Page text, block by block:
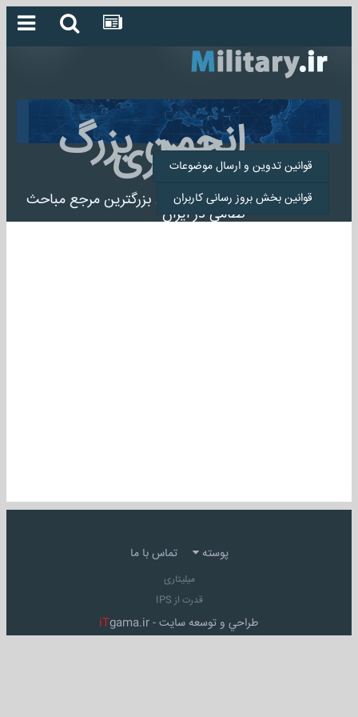
انجمن بزرگ
میلیتاری
انجمن میلیتاری بزرگترین مرجع مباحث
نظامی در ایران
قوانین تدوین و ارسال موضوعات
قوانین بخش بروز رسانی کاربران
پوسته تماس با ما
میلیتاری
قدرت از IPS
طراحي و توسعه سايت - iTgama.ir